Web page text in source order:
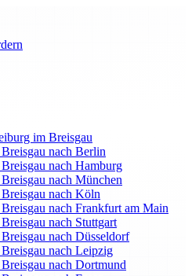
im Breisgau
nach Berlin
nach Hamburg
nach München
nach Köln
nach Frankfurt am Main
nach Stuttgart
nach Düsseldorf
nach Leipzig
nach Dortmund